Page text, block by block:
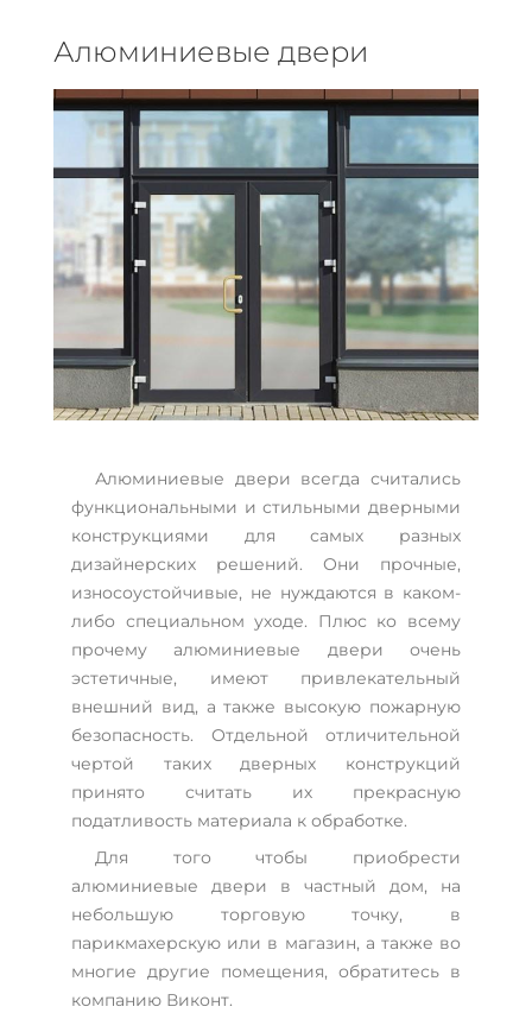
Алюминиевые двери
Алюминиевые двери всегда считались
функциональными и стильными дверными
конструкциями для самых разных
дизайнерских решений. Они прочные,
износоустойчивые, не нуждаются в каком-
либо специальном уходе. Плюс ко всему
прочему алюминиевые двери очень
эстетичные, имеют привлекательный
внешний вид, а также высокую пожарную
безопасность. Отдельной отличительной
чертой таких дверных конструкций
принято считать их прекрасную
податливость материала к обработке.
Для того чтобы приобрести
алюминиевые двери в частный дом, на
небольшую торговую точку, в
парикмахерскую или в магазин, а также во
многие другие помещения, обратитесь в
компанию Виконт.